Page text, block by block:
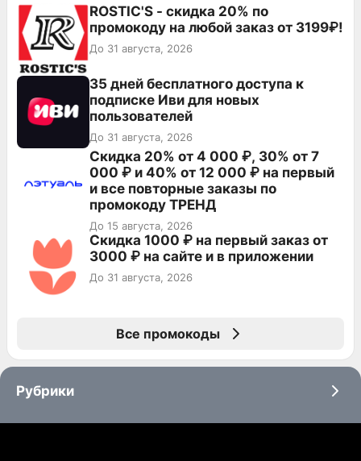
ROSTIC'S - скидка 20% по
промокоду на любой заказ от 3199₽!
До 31 августа, 2026
35 дней бесплатного доступа к
подписке Иви для новых
пользователей
До 31 августа, 2026
Скидка 20% от 4 000 ₽, 30% от 7
000 ₽ и 40% от 12 000 ₽ на первый
и все повторные заказы по
промокоду ТРЕНД
До 15 августа, 2026
Скидка 1000 ₽ на первый заказ от
3000 ₽ на сайте и в приложении
До 31 августа, 2026
Все промокоды
Рубрики